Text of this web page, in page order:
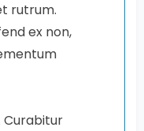
rutrum.
ex non,
Curabitur